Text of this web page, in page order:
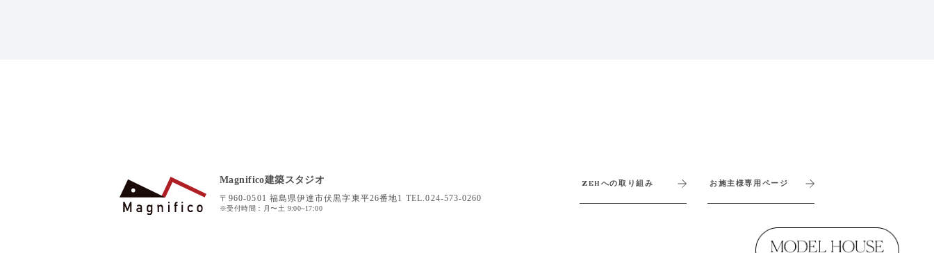
Magnifico建築スタジオ
〒960-0501 福島県伊達市伏黒字東平26番地1 TEL.024-573-0260
※受付時間：月〜土 9:00~17:00
ZEHへの取り組み お施主様専用ページ